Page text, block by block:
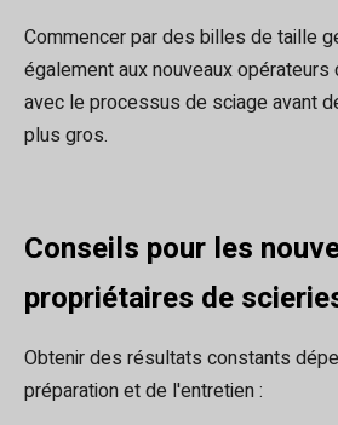
Commencer par des billes de taille
également aux nouveaux
avec le processus de sciage avant
plus gros.
Conseils pour les
propriétaires de
Obtenir des résultats constants
préparation et de l'entretien :